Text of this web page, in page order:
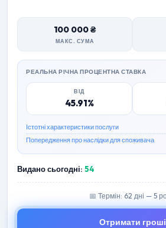
100 000 ₴
МАКС. СУМА
РЕАЛЬНА РІЧНА ПРОЦЕНТНА СТАВКА
ВІД
45.91%
Істотні характеристики послуги
Попередження про наслідки для споживача
Видано сьогодні: 54
📅 Термін: 62 дні — 5
Отримати гроші